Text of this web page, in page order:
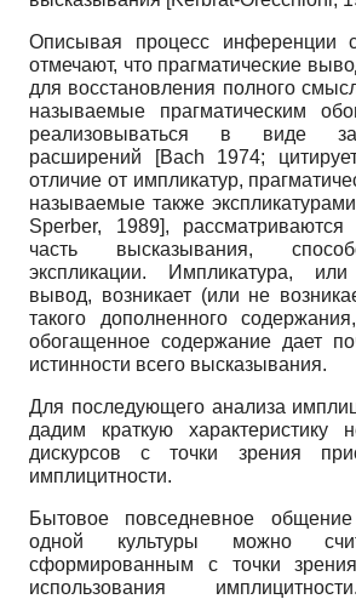
Описывая процесс инференции
отмечают, что прагматические
для восстановления полного
называемые прагматическим
реализовываться в виде
расширений [Bach 1974;
отличие от импликатур,
называемые также экспликатурами
Sperber, 1989], рассматриваются
часть высказывания,
экспликации. Импликатура, или
вывод, возникает (или не
такого дополненного
обогащенное содержание дает
истинности всего высказывания.
Для последующего анализа
дадим краткую характеристику
дискурсов с точки зрения
имплицитности.
Бытовое повседневное общение
одной культуры можно
сформированным с точки
использования